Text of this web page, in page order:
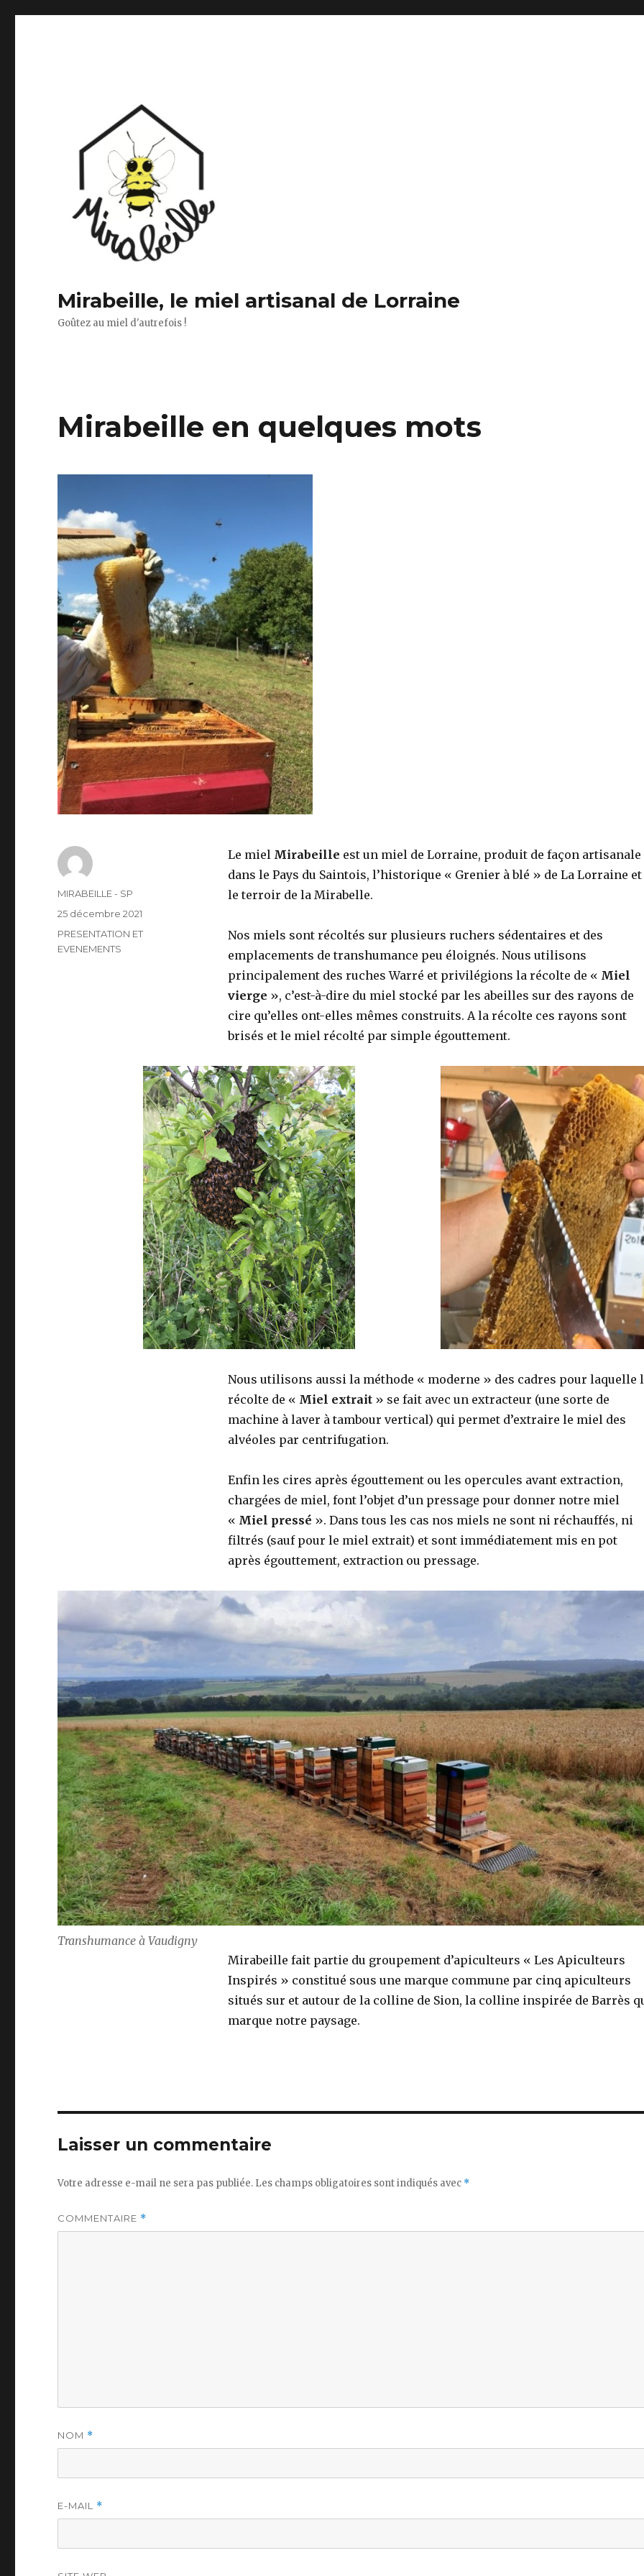
Mirabeille, le miel artisanal de Lorraine
Goûtez au miel d'autrefois !
Mirabeille en quelques mots
Le miel Mirabeille est un miel de Lorraine, produit de façon artisanale
dans le Pays du Saintois, l’historique « Grenier à blé » de La Lorraine et
le terroir de la Mirabelle.
Nos miels sont récoltés sur plusieurs ruchers sédentaires et des
emplacements de transhumance peu éloignés. Nous utilisons
principalement des ruches Warré et privilégions la récolte de « Miel
vierge », c’est-à-dire du miel stocké par les abeilles sur des rayons de
cire qu’elles ont-elles mêmes construits. A la récolte ces rayons sont
brisés et le miel récolté par simple égouttement.
Nous utilisons aussi la méthode « moderne » des cadres pour laquelle
récolte de « Miel extrait» se fait avec un extracteur (une sorte de
machine à laver à tambour vertical) qui permet d’extraire le miel des
alvéoles par centrifugation.
Enfin les cires après égouttement ou les opercules avant extraction,
chargées de miel, font l’objet d’un pressage pour donner notre miel
« Miel pressé ». Dans tous les cas nos miels ne sont ni réchauffés, ni
filtrés (sauf pour le miel extrait) et sont immédiatement mis en pot
après égouttement, extraction ou pressage.
Transhumance à Vaudigny
Mirabeille fait partie du groupement d’apiculteurs « Les Apiculteurs
Inspirés » constitué sous une marque commune par cinq apiculteurs
situés sur et autour de la colline de Sion, la colline inspirée de Barrès
marque notre paysage.
Auteur
MIRABEILLE - SP
Publié
25 décembre 2021
Catégories
PRESENTATION ET
EVENEMENTS
Laisser un commentaire
Votre adresse e-mail ne sera pas publiée. Les champs obligatoires sont indiqués avec *
COMMENTAIRE *
NOM *
E-MAIL *